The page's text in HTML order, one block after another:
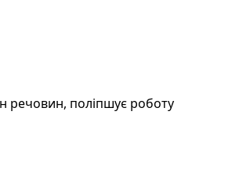
речовин, поліпшує роботу